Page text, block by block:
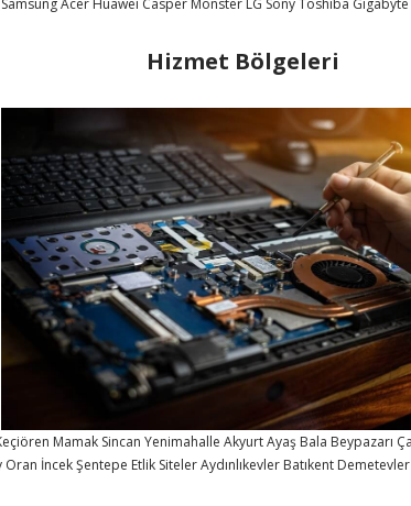
SamsungAcer Huawei Casper Monster LG SonyToshiba Gigabyte
Hizmet Bölgeleri
Mamak Sincan Yenimahalle AkyurtAyaş Bala Beypazarı
Oran İncekŞentepe Etlik SitelerAydınlıkevler Batıkent Demetevler